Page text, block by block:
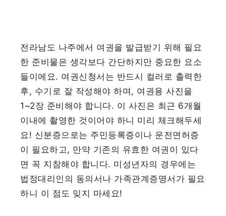
전라남도 나주에서 여권을 발급받기 위해 필요
한 준비물은 생각보다 간단하지만 중요한 요소
들이에요. 여권신청서는 반드시 컬러로 출력한
후, 수기로 잘 작성해야 하며, 여권용 사진을
1~2장 준비해야 합니다. 이 사진은 최근 6개월
이내에 촬영한 것이어야 하니 미리 체크해두세
요! 신분증으로는 주민등록증이나 운전면허증
이 필요하고, 만약 기존의 유효한 여권이 있다
면 꼭 지참해야 합니다. 미성년자의 경우에는
법정대리인의 동의서나 가족관계증명서가 필요
하니 이 점도 잊지 마세요!